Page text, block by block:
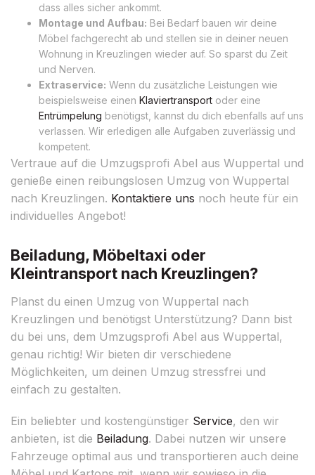
dass alles sicher ankommt.
Montage und Aufbau: Bei Bedarf bauen wir deine
Möbel fachgerecht ab und stellen sie in deiner neuen
Wohnung in Kreuzlingen wieder auf. So sparst du Zeit
und Nerven.
Extraservice: Wenn du zusätzliche Leistungen wie
beispielsweise einen Klaviertransport oder eine
Entrümpelung benötigst, kannst du dich ebenfalls auf uns
verlassen. Wir erledigen alle Aufgaben zuverlässig und
kompetent.
Vertraue auf die Umzugsprofi Abel aus Wuppertal und
genieße einen reibungslosen Umzug von Wuppertal
nach Kreuzlingen. Kontaktiere uns noch heute für ein
individuelles Angebot!
Beiladung, Möbeltaxi oder
Kleintransport nach Kreuzlingen?
Planst du einen Umzug von Wuppertal nach
Kreuzlingen und benötigst Unterstützung? Dann bist
du bei uns, dem Umzugsprofi Abel aus Wuppertal,
genau richtig! Wir bieten dir verschiedene
Möglichkeiten, um deinen Umzug stressfrei und
einfach zu gestalten.
Ein beliebter und kostengünstiger Service, den wir
anbieten, ist die Beiladung. Dabei nutzen wir unsere
Fahrzeuge optimal aus und transportieren auch deine